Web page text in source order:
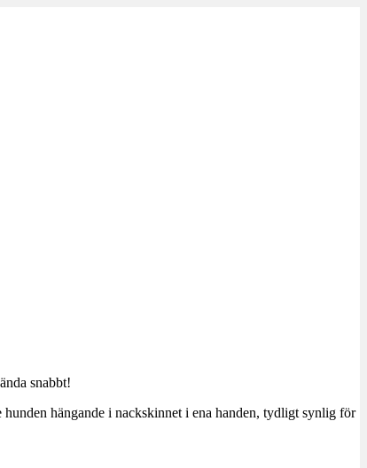
snabbt!
hängande i nackskinnet i ena handen, tydligt synlig för